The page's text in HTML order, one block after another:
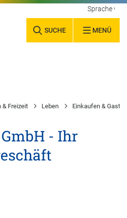
SUCHE MENÜ
Sprache
& Freizeit Leben Einkaufen &
- Ihr